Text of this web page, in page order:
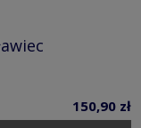
150,90 zł